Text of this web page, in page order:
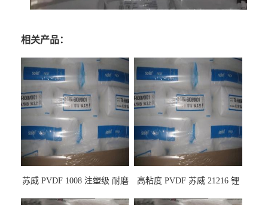
相关产品：
苏威 PVDF 1008 注塑级 耐磨
高粘度 PVDF 苏威 21216 锂